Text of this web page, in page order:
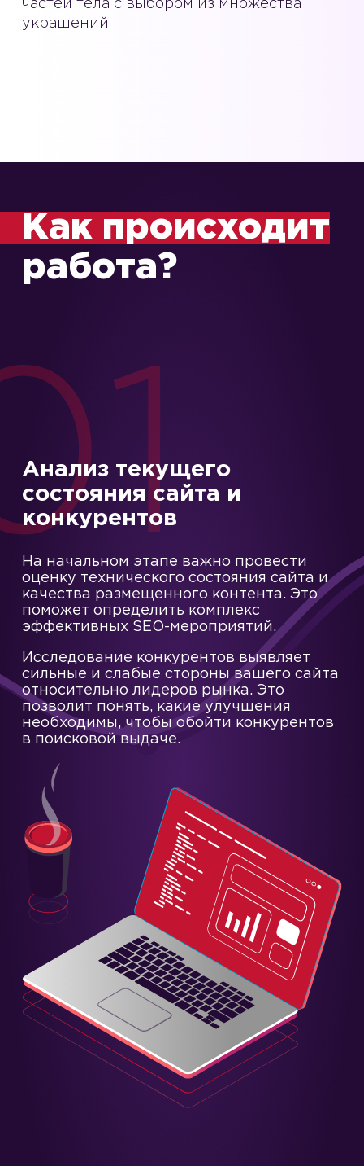
частей тела с выбором из множества
украшений.
Как происходит
работа?
Анализ текущего
состояния сайта и
конкурентов
На начальном этапе важно провести
оценку технического состояния сайта и
качества размещенного контента. Это
поможет определить комплекс
эффективных SEO-мероприятий.
Исследование конкурентов выявляет
сильные и слабые стороны вашего сайта
относительно лидеров рынка. Это
позволит понять, какие улучшения
необходимы, чтобы обойти конкурентов
в поисковой выдаче.